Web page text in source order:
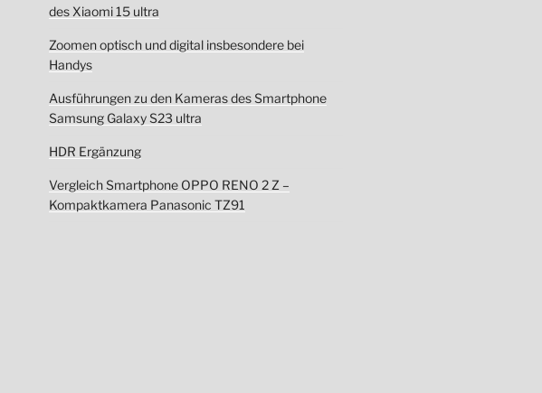
des Xiaomi 15 ultra
Zoomen optisch und digital insbesondere bei
Handys
Ausführungen zu den Kameras des Smartphone
Samsung Galaxy S23 ultra
HDR Ergänzung
Vergleich Smartphone OPPO RENO 2 Z –
Kompaktkamera Panasonic TZ91